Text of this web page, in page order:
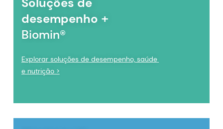
desempenho +
Biomin®
Explorar soluções de desempenho, saúde
e nutrição >